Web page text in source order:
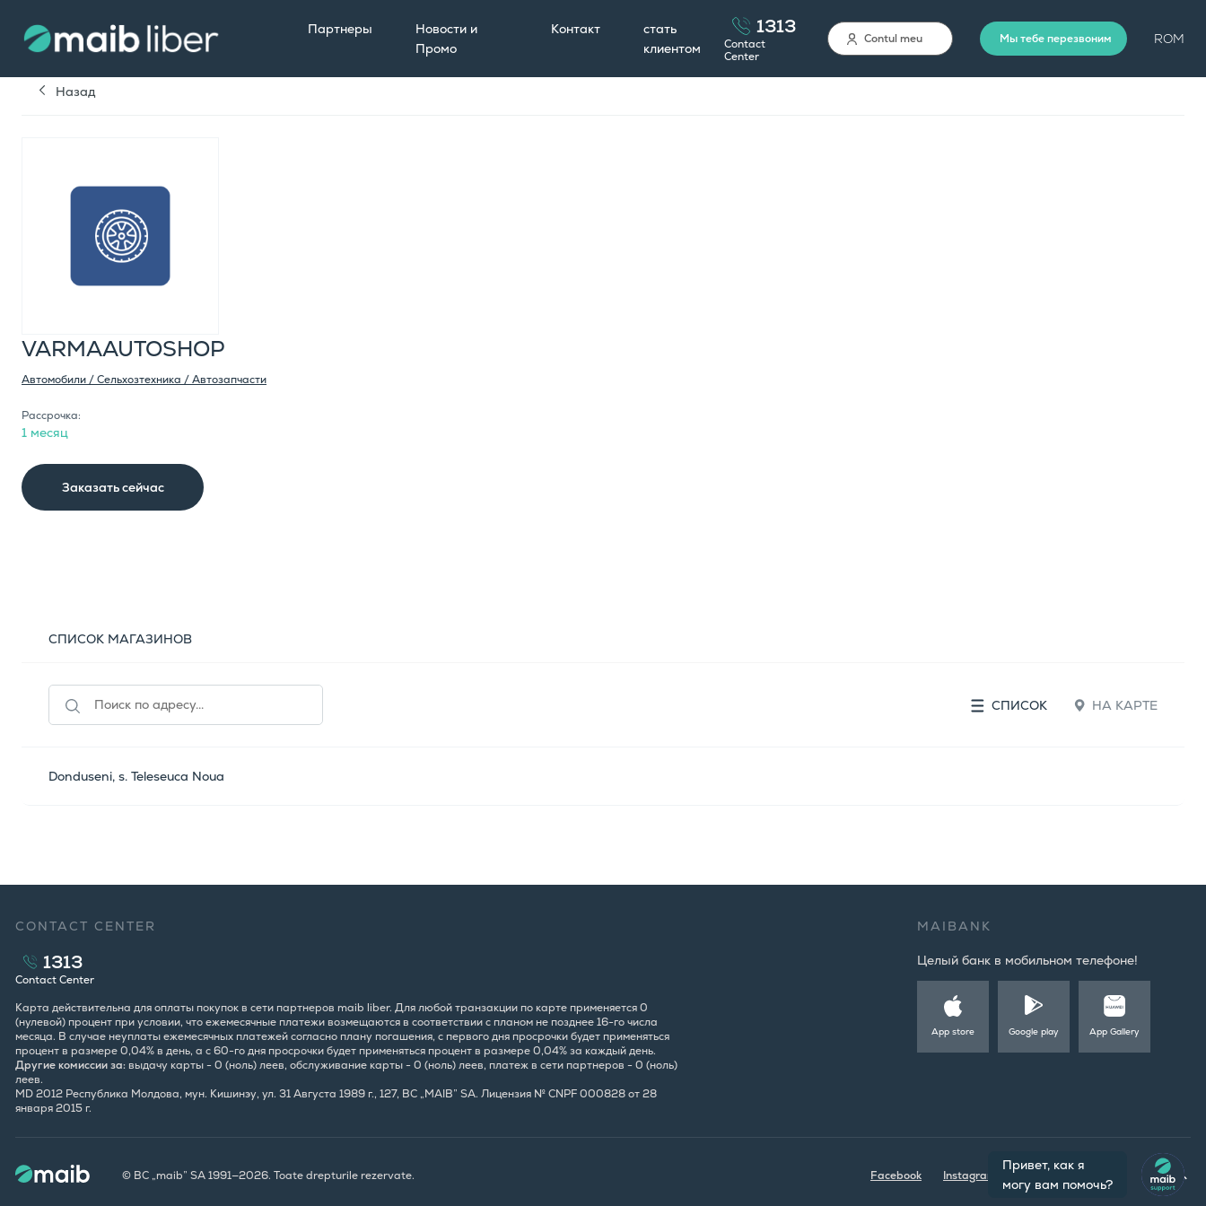
Партнеры
Новости и
Промо
Контакт
стать
клиентом
1313
Contact
Center
Contul meu Мы тебе перезвоним ROM
Назад
VARMAAUTOSHOP
Автомобили / Сельхозтехника / Автозапчасти
Рассрочка:
1 месяц
Заказать сейчас
СПИСОК МАГАЗИНОВ
СПИСОК НА КАРТЕ
Donduseni, s. Teleseuca Noua
CONTACT CENTER
1313
Contact Center
Карта действительна для оплаты покупок в сети партнеров maib liber. Для любой транзакции по карте применяется 0
(нулевой) процент при условии, что ежемесячные платежи возмещаются в соответствии с планом не позднее 16-го числа
месяца. В случае неуплаты ежемесячных платежей согласно плану погашения, с первого дня просрочки будет применяться
процент в размере 0,04% в день, а с 60-го дня просрочки будет применяться процент в размере 0,04% за каждый день.
Другие комиссии за:выдачу карты - 0 (ноль) леев, обслуживание карты - 0 (ноль) леев, платеж в сети партнеров - 0 (ноль)
леев.
MD 2012 Республика Молдова, мун. Кишинэу, ул. 31 Августа 1989 г., 127, BC „MAIB” SA. Лицензия № CNPF 000828 от 28
января 2015 г.
MAIBANK
Целый банк в мобильном телефоне!
App store Google play App Gallery
Facebook Instagram Youtube
© BC „maib” SA 1991—2026. Toate drepturile rezervate.